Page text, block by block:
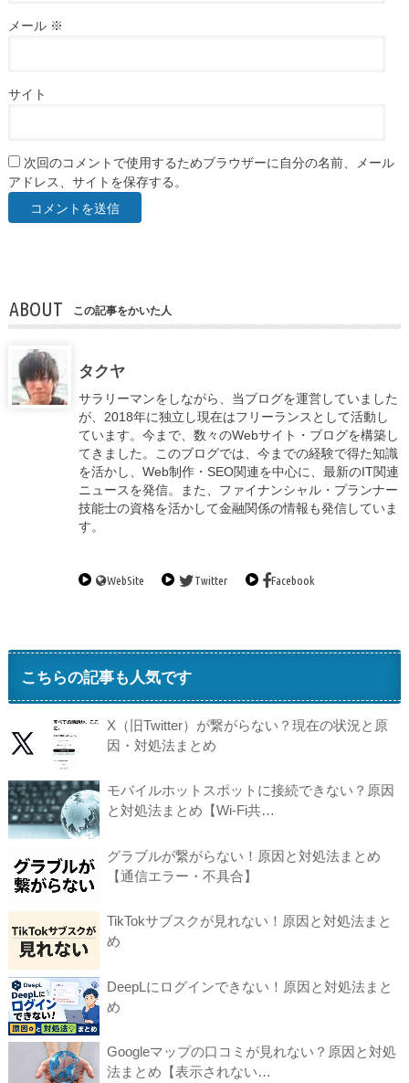
メール ※
サイト
次回のコメントで使用するためブラウザーに自分の名前、メール
アドレス、サイトを保存する。
ABOUT この記事をかいた人
タクヤ
サラリーマンをしながら、当ブログを運営していました
が、2018年に独立し現在はフリーランスとして活動し
ています。今まで、数々のWebサイト・ブログを構築し
てきました。このブログでは、今までの経験で得た知識
を活かし、Web制作・SEO関連を中心に、最新のIT関連
ニュースを発信。また、ファイナンシャル・プランナー
技能士の資格を活かして金融関係の情報も発信していま
す。
WebSite Twitter Facebook
こちらの記事も人気です
X（旧Twitter）が繋がらない？現在の状況と原
因・対処法まとめ
モバイルホットスポットに接続できない？原因
と対処法まとめ【Wi-Fi共…
グラブルが繋がらない！原因と対処法まとめ
【通信エラー・不具合】
TikTokサブスクが見れない！原因と対処法まと
め
DeepLにログインできない！原因と対処法まと
め
Googleマップの口コミが見れない？原因と対処
法まとめ【表示されない…